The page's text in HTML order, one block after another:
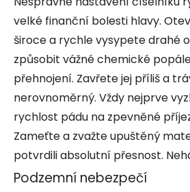
velké finanční bolesti hlavy.
široce a rychle vysypete drahé
způsobit vážné chemické
přehnojení. Zavřete jej příliš a
nerovnoměrný. Vždy nejprve
rychlost pádu na zpevněné
Zameťte a zvažte upuštěný
potvrdili absolutní přesnost.
Podzemní nebezpečí